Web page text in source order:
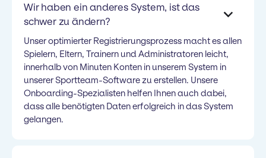
Wir haben ein anderes System, ist das
schwer zu ändern?
Unser optimierter Registrierungsprozess macht es allen
Spielern, Eltern, Trainern und Administratoren leicht,
innerhalb von Minuten Konten in unserem System in
unserer Sportteam-Software zu erstellen. Unsere
Onboarding-Spezialisten helfen Ihnen auch dabei,
dass alle benötigten Daten erfolgreich in das System
gelangen.